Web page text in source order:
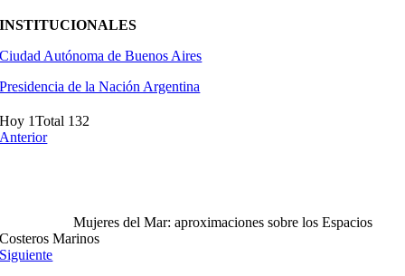
INSTITUCIONALES
Ciudad Autónoma de Buenos Aires
Presidencia de la Nación Argentina
Hoy 1Total 132
Anterior
Mujeres del Mar: aproximaciones sobre los Espacios
Costeros Marinos
Siguiente